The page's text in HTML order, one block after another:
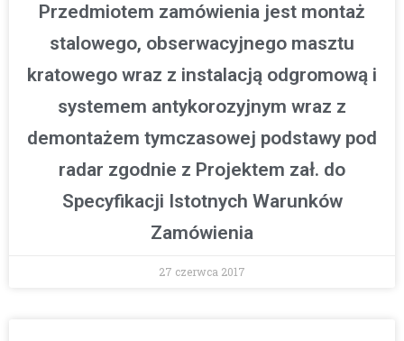
Przedmiotem zamówienia jest montaż
stalowego, obserwacyjnego masztu
kratowego wraz z instalacją odgromową i
systemem antykorozyjnym wraz z
demontażem tymczasowej podstawy pod
radar zgodnie z Projektem zał. do
Specyfikacji Istotnych Warunków
Zamówienia
27 czerwca 2017